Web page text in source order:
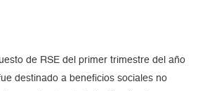
de RSE del primer trimestre del año
destinado a beneficios sociales no